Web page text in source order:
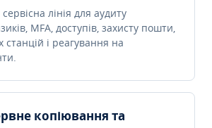
лінія для аудиту
MFA, доступів, захисту пошти,
станцій і реагування на
копіювання та